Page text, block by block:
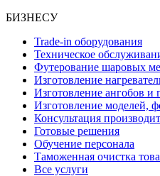
БИЗНЕСУ
Trade-in оборудования
Техническое
Футерование шаровых
Изготовление
Изготовление ангобов и
Изготовление моделей,
Консультация
Готовые решения
Обучение персонала
Таможенная очистка
Все услуги